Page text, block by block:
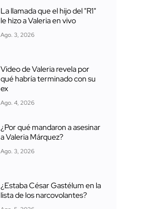
La llamada que el hijo del "R1"
le hizo a Valeria en vivo
Ago. 3, 2026
Video de Valeria revela por
qué habría terminado con su
ex
Ago. 4, 2026
¿Por qué mandaron a asesinar
a Valeria Márquez?
Ago. 3, 2026
¿Estaba César Gastélum en la
lista de los narcovolantes?